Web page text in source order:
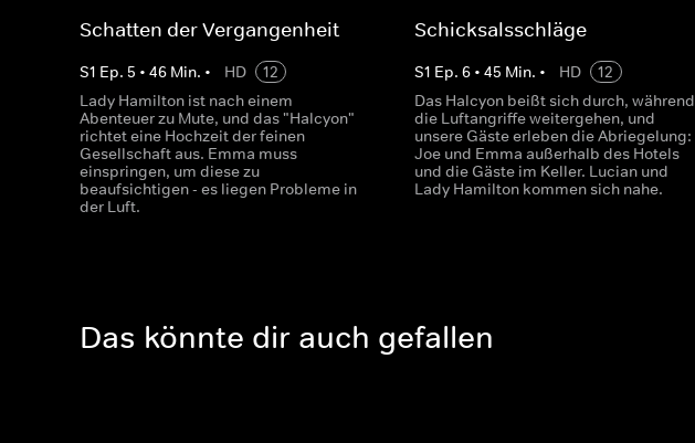
Schatten der Vergangenheit
S1 Ep. 5 • 46 Min. • HD
12
Lady Hamilton ist nach einem
Abenteuer zu Mute, und das "Halcyon"
richtet eine Hochzeit der feinen
Gesellschaft aus. Emma muss
einspringen, um diese zu
beaufsichtigen - es liegen Probleme in
der Luft.
Schicksalsschläge
S1 Ep.6 •45 Min. • HD
12
Das Halcyon beißt sich durch, während
die Luftangriffe weitergehen, und
unsere Gäste erleben die Abriegelung:
Joe und Emma außerhalb des Hotels
und die Gäste im Keller. Lucian und
Lady Hamilton kommen sich nahe.
Das könnte dir auch gefallen